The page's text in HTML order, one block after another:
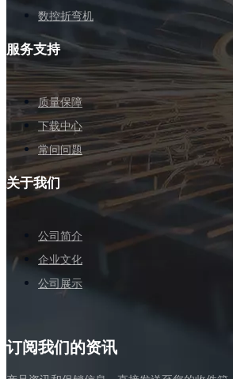
数控折弯机
服务支持
质量保障
下载中心
常问问题
关于我们
公司简介
企业文化
公司展示
订阅我们的资讯